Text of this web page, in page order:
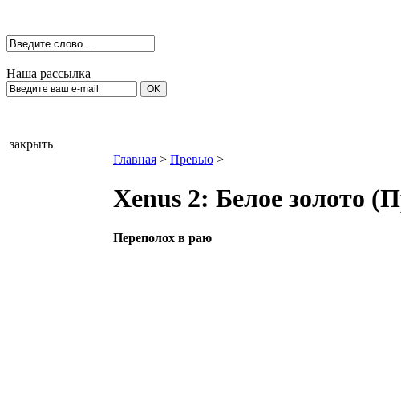
Наша рассылка
закрыть
Главная > Превью >
Xenus 2: Белое золото
Переполох в раю